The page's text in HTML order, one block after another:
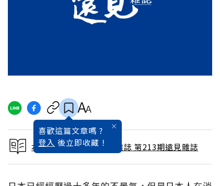
喜歡這篇文章嗎 ?
登入 後立即收藏 !
本文出自 2004 / 3月號雜誌 第213期遠見雜誌